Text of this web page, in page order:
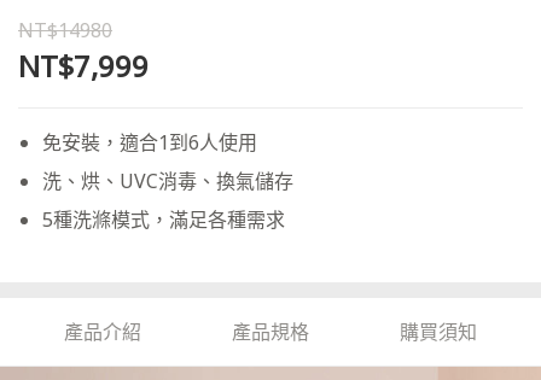
NT$14980
NT$7,999
免安裝，適合1到6人使用
洗、烘、UVC消毒、換氣儲存
5種洗滌模式，滿足各種需求
產品介紹 產品規格 購買須知